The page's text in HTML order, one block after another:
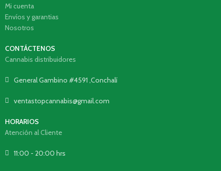
Mi cuenta
Envíos y garantias
Nosotros
CONTÁCTENOS
Cannabis distribuidores
General Gambino #4591 ,Conchalí
ventastopcannabis@gmail.com
HORARIOS
Atención al Cliente
11:00 - 20:00 hrs